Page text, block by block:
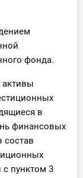
фонда.
активы
в
финансовых
состав
пунктом 3